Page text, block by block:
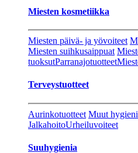
Miesten kosmetiikka
Miesten päivä- ja yövoiteet
Miesten suihkusaippuat
tuoksutParranajotuotteet
Terveystuotteet
Aurinkotuotteet Muut
JalkahoitoUrheiluvoiteet
Suuhygienia